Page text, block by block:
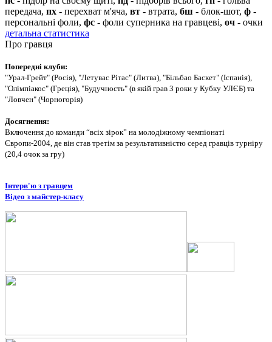
передача, пх - перехват м'яча, вт - втрата, бш - блок-шот, ф -
персональні фоли, фс - фоли суперника на гравцеві, оч - очки
детальна статистика
Про гравця
Попередні клуби:
"Урал-Грейт" (Росія), "Летувас Рітас" (Литва), "Більбао Баскет" (Іспанія),
"Олімпіакос" (Греція), "Будучность" (в якій грав 3 роки у Кубку УЛЄБ) та
"Ловчен" (Чорногорія)
Досягнення:
Включення до команди “всіх зірок” на молодіжному чемпіонаті
Європи-2004, де він став третім за результативністю серед гравців турніру
(20,4 очок за гру)
Інтерв'ю з гравцем
Відео з майстер-класу